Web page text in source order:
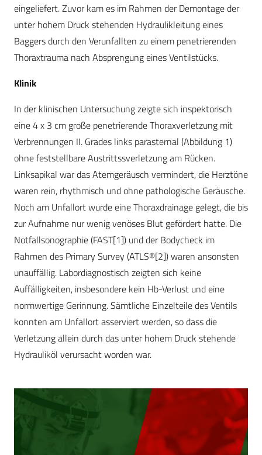
eingeliefert. Zuvor kam es im Rahmen der Demontage der
unter hohem Druck stehenden Hydraulikleitung eines
Baggers durch den Verunfallten zu einem penetrierenden
Thoraxtrauma nach Absprengung eines Ventilstücks.
Klinik
In der klinischen Untersuchung zeigte sich inspektorisch
eine 4 x 3 cm große penetrierende Thoraxverletzung mit
Verbrennungen II. Grades links parasternal (Abbildung 1)
ohne feststellbare Austrittssverletzung am Rücken.
Linksapikal war das Atemgeräusch vermindert, die Herztöne
waren rein, rhythmisch und ohne pathologische Geräusche.
Noch am Unfallort wurde eine Thoraxdrainage gelegt, die bis
zur Aufnahme nur wenig venöses Blut gefördert hatte. Die
Notfallsonographie (FAST[1]) und der Bodycheck im
Rahmen des Primary Survey (ATLS®[2]) waren ansonsten
unauffällig. Labordiagnostisch zeigten sich keine
Auffälligkeiten, insbesondere kein Hb-Verlust und eine
normwertige Gerinnung. Sämtliche Einzelteile des Ventils
konnten am Unfallort asserviert werden, so dass die
Verletzung allein durch das unter hohem Druck stehende
Hydrauliköl verursacht worden war.